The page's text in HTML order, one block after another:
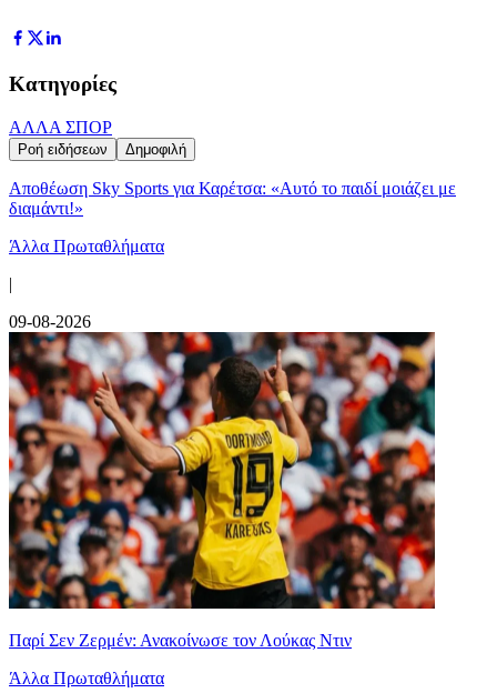
Κατηγορίες
ΑΛΛΑ ΣΠΟΡ
Ροή ειδήσεων Δημοφιλή
Αποθέωση Sky Sports για Καρέτσα: «Αυτό το παιδί μοιάζει με
διαμάντι!»
Άλλα Πρωταθλήματα
|
09-08-2026
Παρί Σεν Ζερμέν: Ανακοίνωσε τον Λούκας Ντιν
Άλλα Πρωταθλήματα